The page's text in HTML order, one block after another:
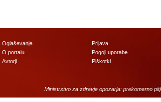
Oglaševanje
O portalu
Avtorji
Prijava
Pogoji uporabe
Piškotki
Ministrstvo za zdravje opozarja: prekomerno